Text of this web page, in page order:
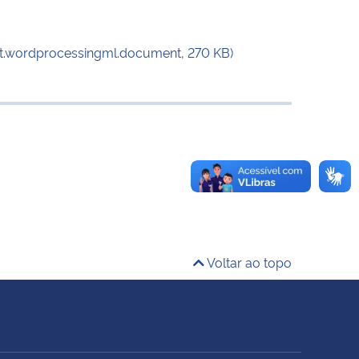
270 KB)
Voltar ao topo